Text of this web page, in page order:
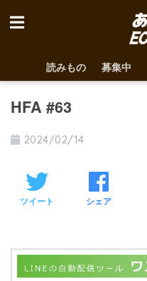
読みもの 募集中
HFA #63
2024/02/14
ツイート シェア